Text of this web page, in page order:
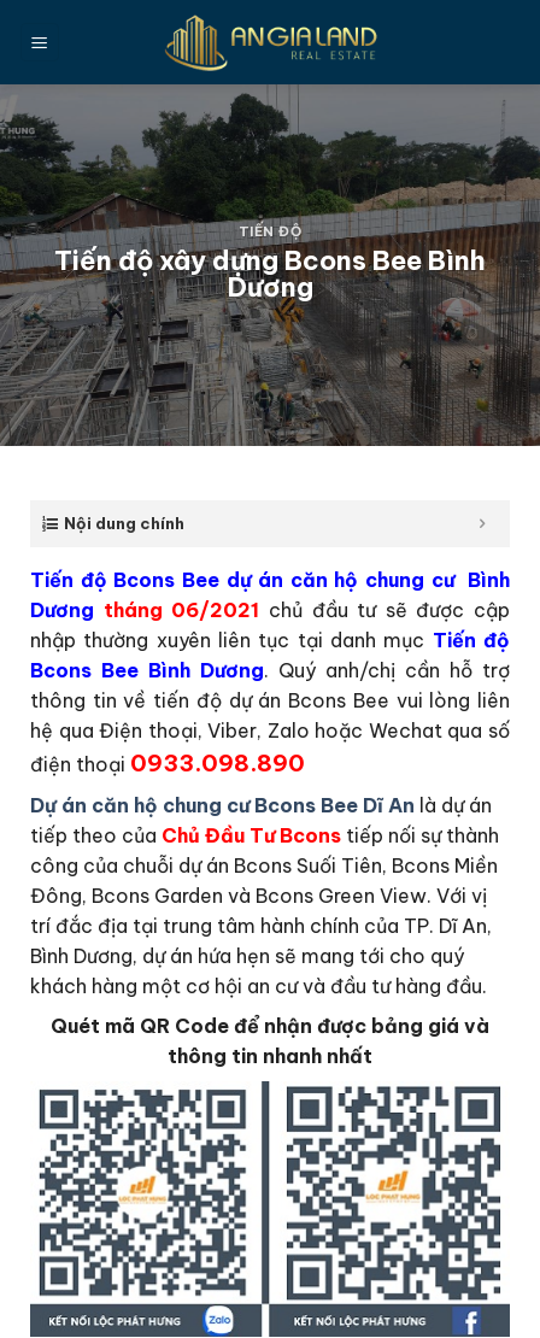
qua
TIẾN ĐỘ
Tiến độ xây dựng Bcons Bee Bình
Dương
Nội dung chính
Tiến độ Bcons Bee dự án căn hộ chung cư Bình
Dương tháng 06/2021 chủ đầu tư sẽ được cập
nhập thường xuyên liên tục tại danh mục Tiến độ
Bcons Bee Bình Dương. Quý anh/chị cần hỗ trợ
thông tin về tiến độ dự án Bcons Bee vui lòng liên
hệ qua Điện thoại, Viber, Zalo hoặc Wechat qua số
điện thoại 0933.098.890
Dự án căn hộ chung cư Bcons Bee Dĩ An là dự án
tiếp theo của Chủ Đầu Tư Bcons tiếp nối sự thành
công của chuỗi dự án Bcons Suối Tiên, Bcons Miền
Đông, Bcons Garden và Bcons Green View. Với vị
trí đắc địa tại trung tâm hành chính của TP. Dĩ An,
Bình Dương, dự án hứa hẹn sẽ mang tới cho quý
khách hàng một cơ hội an cư và đầu tư hàng đầu.
Quét mã QR Code để nhận được bảng giá và
thông tin nhanh nhất